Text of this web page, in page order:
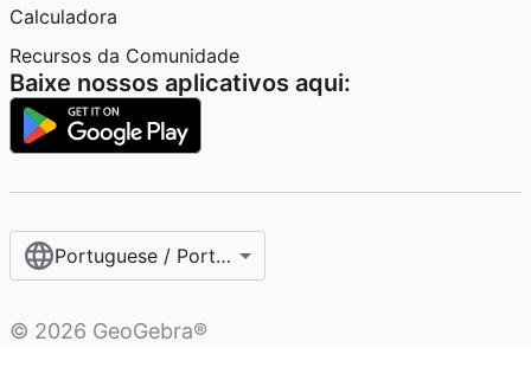
Calculadora
Recursos da Comunidade
Baixe nossos aplicativos aqui:
Portuguese / Português (Brasil)
© 2026 GeoGebra®